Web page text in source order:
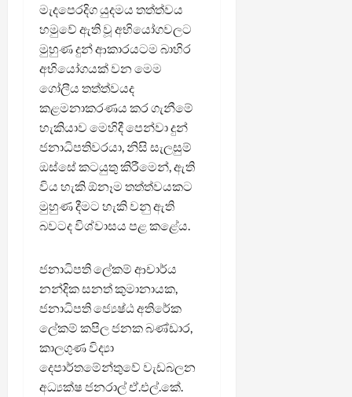
මැදපෙරදිග යුදමය තත්ත්වය
හමුවේ ඇති වූ අභියෝගවලට
මුහුණ දුන් ආකාරයටම බාහිර
අභියෝගයක් වන මෙම
ගෝලීය තත්ත්වයද
කළමනාකරණය කර ගැනීමේ
හැකියාව මෙහිදී පෙන්වා දුන්
ජනාධිපතිවරයා, නිසි සැලසුම්
ඔස්සේ කටයුතු කිරීමෙන්, ඇති
විය හැකි ඕනෑම තත්ත්වයකට
මුහුණ දීමට හැකි වනු ඇති
බවටද විශ්වාසය පළ කළේය.
ජනාධිපති ලේකම් ආචාර්ය
නන්දික සනත් කුමානායක,
ජනාධිපති ජ්‍යෙෂ්ඨ අතිරේක
ලේකම් කපිල ජනක බණ්ඩාර,
කාලගුණ විද්‍යා
දෙපාර්තමේන්තුවේ වැඩබලන
අධ්‍යක්ෂ ජනරාල් ඒ.එල්.කේ.